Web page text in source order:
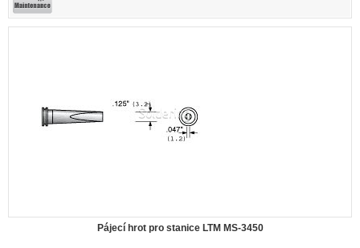
Pájecí hrot pro stanice LTM MS-3450